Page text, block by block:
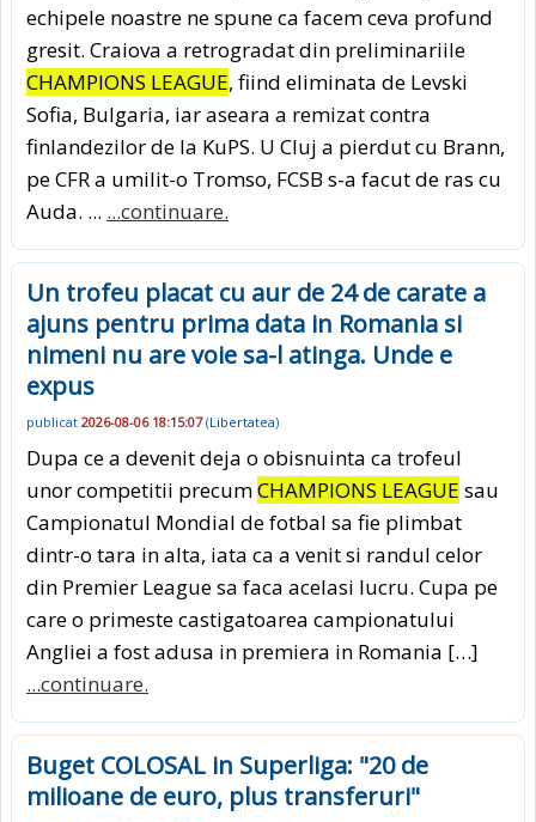
echipele noastre ne spune ca facem ceva profund
gresit. Craiova a retrogradat din preliminariile
CHAMPIONS LEAGUE, fiind eliminata de Levski
Sofia, Bulgaria, iar aseara a remizat contra
finlandezilor de la KuPS. U Cluj a pierdut cu Brann,
pe CFR a umilit-o Tromso, FCSB s-a facut de ras cu
Auda. ... ...continuare.
Un trofeu placat cu aur de 24 de carate a
ajuns pentru prima data in Romania si
nimeni nu are voie sa-l atinga. Unde e
expus
publicat 2026-08-06 18:15:07(Libertatea)
Dupa ce a devenit deja o obisnuinta ca trofeul
unor competitii precumCHAMPIONS LEAGUE sau
Campionatul Mondial de fotbal sa fie plimbat
dintr-o tara in alta, iata ca a venit si randul celor
din Premier League sa faca acelasi lucru. Cupa pe
care o primeste castigatoarea campionatului
Angliei a fost adusa in premiera in Romania […]
...continuare.
Buget COLOSAL in Superliga: "20 de
milioane de euro, plus transferuri"